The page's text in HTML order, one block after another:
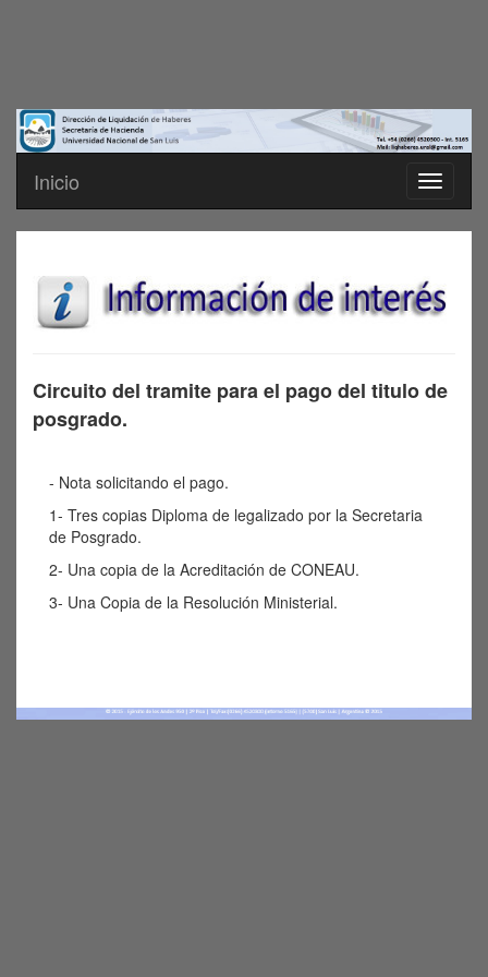
Toggle
Inicio
Circuito del tramite para el pago del titulo de
posgrado.
- Nota solicitando el pago.
1- Tres copias Diploma de legalizado por la Secretaria
de Posgrado.
2- Una copia de la Acreditación de CONEAU.
3- Una Copia de la Resolución Ministerial.